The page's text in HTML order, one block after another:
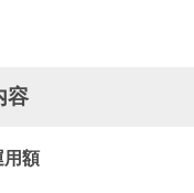
容
用額